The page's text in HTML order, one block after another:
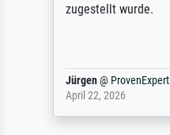
zugestellt wurde.
Jürgen@ ProvenExpert
April 22, 2026